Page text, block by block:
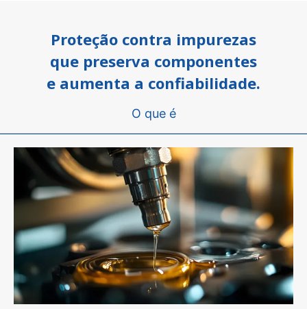
Proteção contra impurezas
que preserva componentes
e aumenta a confiabilidade.
O que é